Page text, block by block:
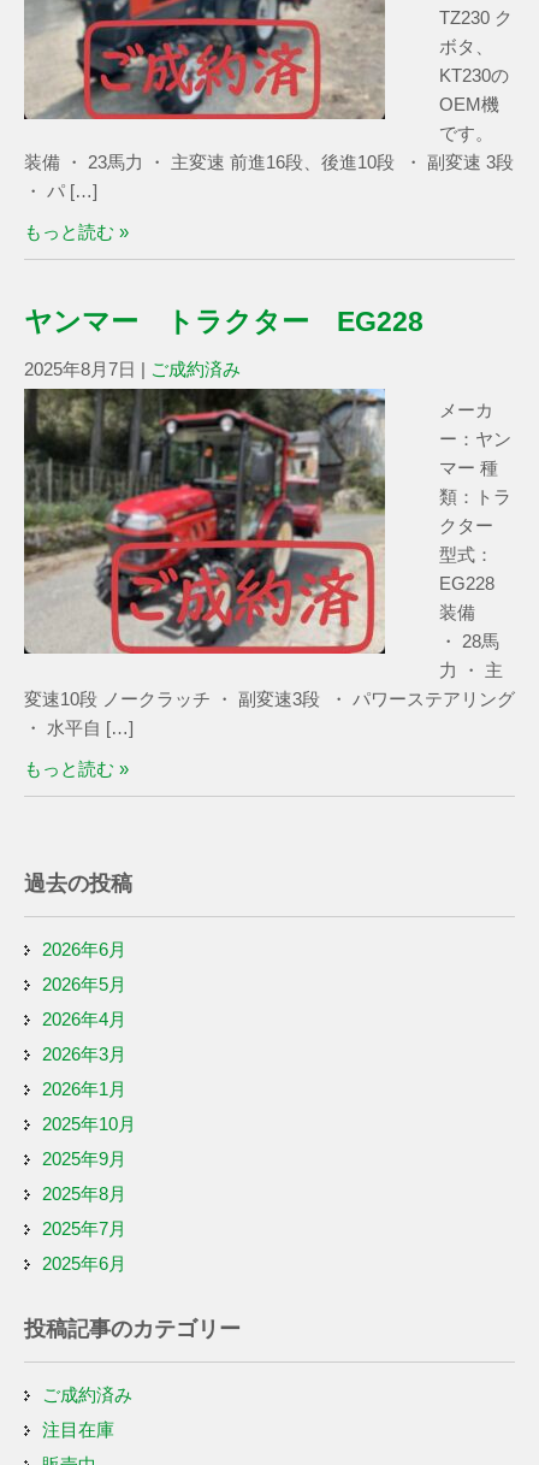
TZ230 ク
ボタ、
KT230の
OEM機
です。
装備 ・ 23馬力 ・ 主変速 前進16段、後進10段 ・ 副変速 3段
・ パ […]
もっと読む »
ヤンマー トラクター EG228
2025年8月7日 | ご成約済み
メーカ
ー：ヤン
マー 種
類：トラ
クター
型式：
EG228
装備
・ 28馬
力 ・ 主
変速10段 ノークラッチ ・ 副変速3段 ・ パワーステアリング
・ 水平自 […]
もっと読む »
過去の投稿
2026年6月
2026年5月
2026年4月
2026年3月
2026年1月
2025年10月
2025年9月
2025年8月
2025年7月
2025年6月
投稿記事のカテゴリー
ご成約済み
注目在庫